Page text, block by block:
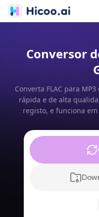
Conversor
Converta FLAC para
rápida e de alta
registo, e funciona